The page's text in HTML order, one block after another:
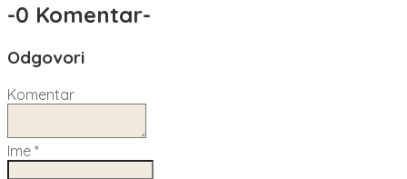
-0 Komentar-
Odgovori
Komentar
Ime *